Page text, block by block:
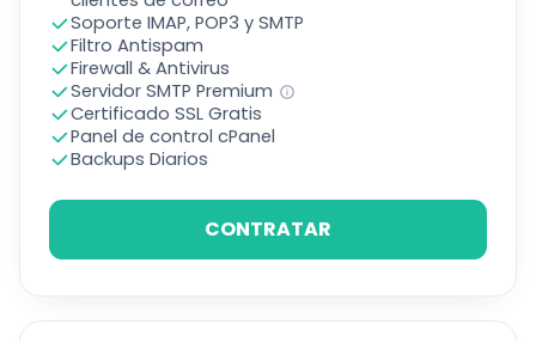
Soporte IMAP, POP3 y SMTP
Filtro Antispam
Firewall & Antivirus
Servidor SMTP Premium
Certificado SSL Gratis
Panel de control cPanel
Backups Diarios
CONTRATAR